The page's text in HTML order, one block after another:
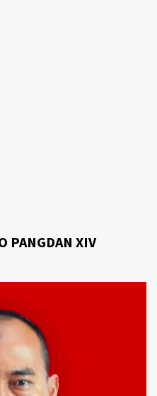
PANGDAN XIV